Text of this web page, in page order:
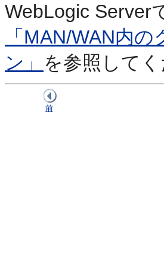
WebLogic Server
「MAN/WAN内
ン」 を参照してく
前